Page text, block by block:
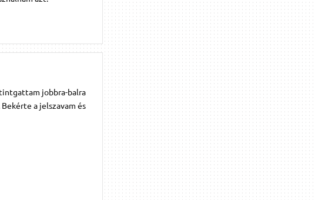
jobbra-balra
a jelszavam és